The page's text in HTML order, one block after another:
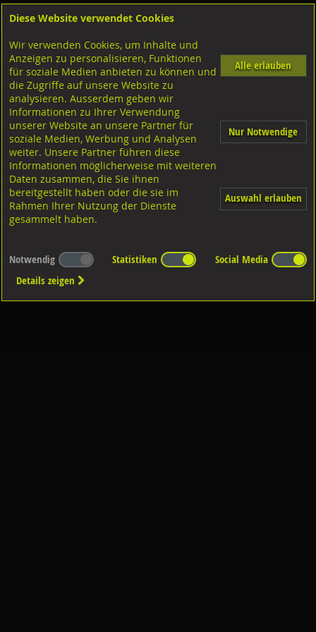
Shop Sicherungselemente
Federringe/Sperrkantringe
Diverse Ausführungen
Federringe
Diese Website verwendet Cookies
Wir verwenden Cookies, um Inhalte und
Anzeigen zu personalisieren, Funktionen
für soziale Medien anbieten zu können und
die Zugriffe auf unsere Website zu
analysieren. Ausserdem geben wir
Informationen zu Ihrer Verwendung
unserer Website an unsere Partner für
soziale Medien, Werbung und Analysen
weiter. Unsere Partner führen diese
Informationen möglicherweise mit weiteren
Daten zusammen, die Sie ihnen
bereitgestellt haben oder die sie im
Rahmen Ihrer Nutzung der Dienste
gesammelt haben.
Alle erlauben
Nur Notwendige
Auswahl erlauben
Notwendig Statistiken
Social Media
Details zeigen